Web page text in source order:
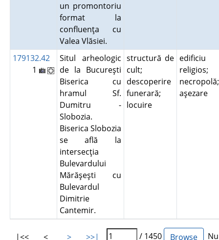
un promontoriu
format la
confluenţa cu
Valea Vlăsiei.
179132.42
1
Situl arheologic
de la Bucureşti
Biserica cu
hramul Sf.
Dumitru -
Slobozia.
Biserica Slobozia
se află la
intersecţia
Bulevardului
Mărăşeşti cu
Bulevardul
Dimitrie
Cantemir.
structură de
cult;
descoperire
funerară;
locuire
edificiu
religios;
necropolă;
aşezare
|<< < > >>| / 1450